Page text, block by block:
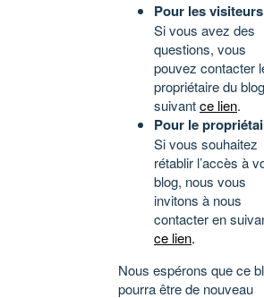
Pour les visiteurs
Si vous avez des
questions, vous
pouvez contacter
propriétaire du
suivantce lien.
Pour le
Si vous souhaitez
rétablir l’accès à
blog, nous vous
invitons à nous
contacter en
ce lien.
Nous espérons que ce
pourra être de nouveau